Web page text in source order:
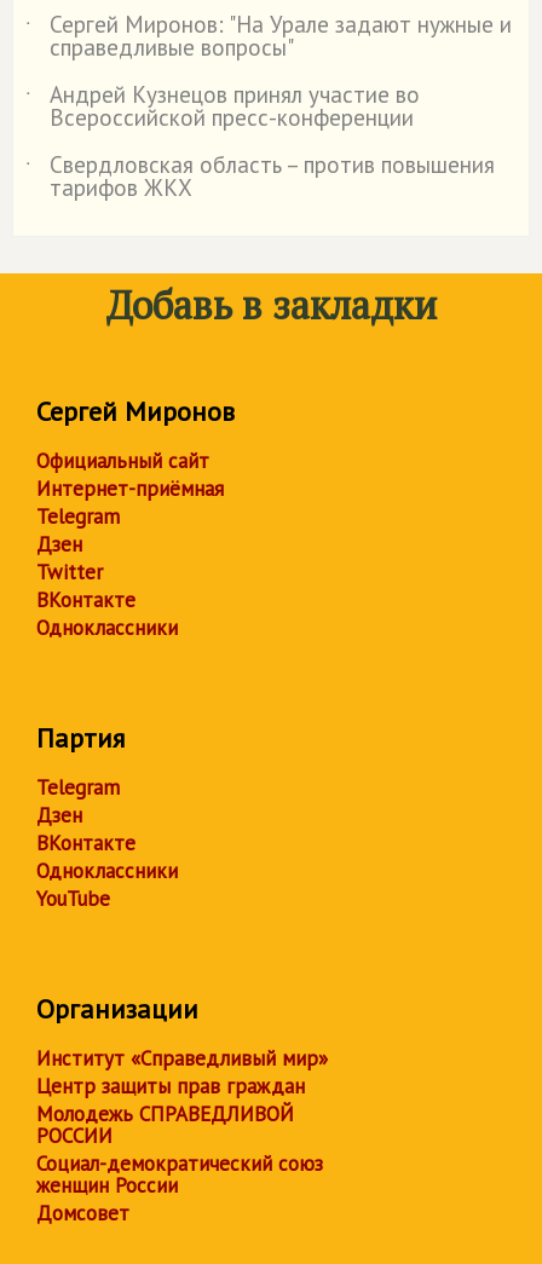
˙
Сергей Миронов: "На Урале задают нужные и
справедливые вопросы"
˙
Андрей Кузнецов принял участие во
Всероссийской пресс-конференции
˙
Свердловская область – против повышения
тарифов ЖКХ
Добавь в закладки
Сергей Миронов
Официальный сайт
Интернет-приёмная
Telegram
Дзен
Twitter
ВКонтакте
Одноклассники
Партия
Telegram
Дзен
ВКонтакте
Одноклассники
YouTube
Организации
Институт «Справедливый мир»
Центр защиты прав граждан
Молодежь СПРАВЕДЛИВОЙ
РОССИИ
Социал-демократический союз
женщин России
Домсовет